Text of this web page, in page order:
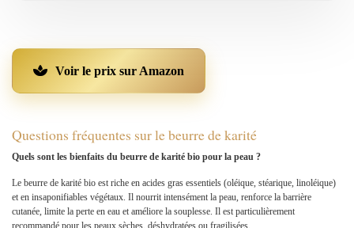
Voir le prix sur Amazon
Questions fréquentes sur le beurre de karité
Quels sont les bienfaits du beurre de karité bio pour la peau ?
Le beurre de karité bio est riche en acides gras essentiels (oléique, stéarique, linoléique)
et en insaponifiables végétaux. Il nourrit intensément la peau, renforce la barrière
cutanée, limite la perte en eau et améliore la souplesse. Il est particulièrement
recommandé pour les peaux sèches, déshydratées ou fragilisées.